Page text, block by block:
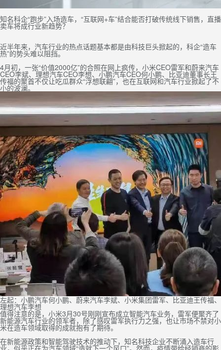
知名科企“跑步”入场造车，“互联网+车”结合能否打破传统线下销售，直播
卖车将成行业新趋势？
近半年来，汽车行业的热点话题基本都是由科技巨头掀起的，科企“造车
热”的势头难以阻挡。
4月初，一张“价值2000亿”的合照在网上疯传，小米CEO雷军和蔚来汽车
CEO李斌、理想汽车CEO李想、小鹏汽车CEO何小鹏、比亚迪董事长王
传福的聚首不仅让吃瓜群众“浮想联翩”，也在互联网和汽车行业掀起了不
小的波澜。
左起：小鹏汽车何小鹏、蔚来汽车李斌、小米集团雷军、比亚迪王传福、
理想汽车李想
值得注意的是，小米3月30号刚刚宣布成立智能汽车业务，雷军便聚齐了
新能源汽车行业的领军者，除了感叹雷军执行力之强，也让市场不禁对小
米在造车领域取得的成就抱有了期待。
在新能源政策和智能驾驶技术的推动下，知名科技企业不断涌入造车行
业，似乎正在为汽车领域“造就下一个风口”。 然而，疫情带给经销商的影